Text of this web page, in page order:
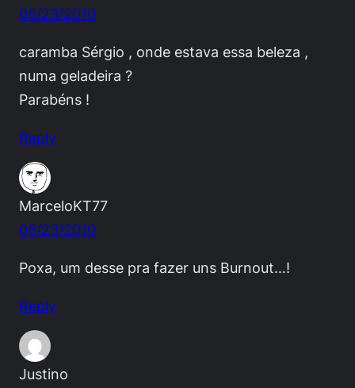
05/23/2010
caramba Sérgio , onde estava essa beleza ,
numa geladeira ?
Parabéns !
Reply
MarceloKT77
05/23/2010
Poxa, um desse pra fazer uns Burnout…!
Reply
Justino